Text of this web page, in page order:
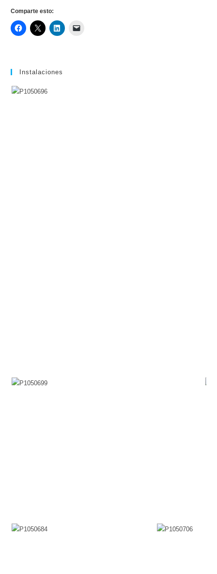
Comparte esto:
Instalaciones